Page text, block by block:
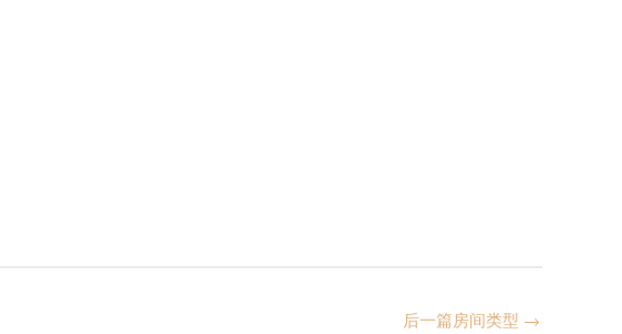
后一篇房间类型 →